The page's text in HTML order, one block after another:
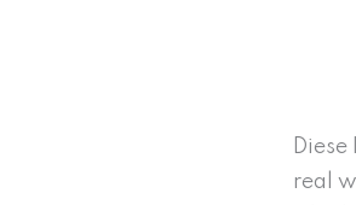
real